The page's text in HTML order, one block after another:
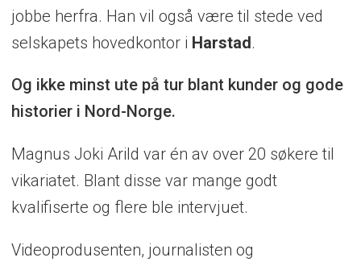
jobbe herfra. Han vil også være til stede ved
selskapets hovedkontor i Harstad.
Og ikke minst ute på tur blant kunder og gode
historier i Nord-Norge.
Magnus Joki Arild var én av over 20 søkere til
vikariatet. Blant disse var mange godt
kvalifiserte og flere ble intervjuet.
Videoprodusenten, journalisten og